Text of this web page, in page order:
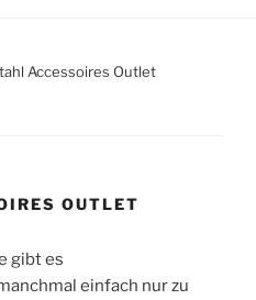
Accessoires Outlet
OUTLET
gibt es
einfach nur zu